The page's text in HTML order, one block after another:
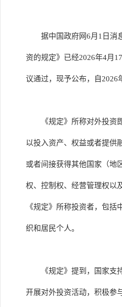
据中国政府网6月1日消
资的规定》已经2026年4月
议通过，现予公布，自2026
《规定》所称对外投
以投入资产、权益或者提供
或者间接获得其他国家（地
权、控制权、经营管理权以
《规定》所称投资者，包括
织和居民个人。
《规定》提到，国家支
开展对外投资活动，积极参